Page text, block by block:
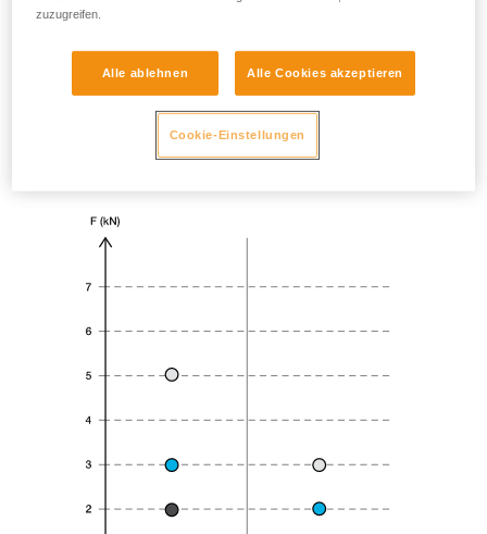
zuzugreifen.
Alle ablehnen Alle Cookies akzeptieren
Cookie-Einstellungen